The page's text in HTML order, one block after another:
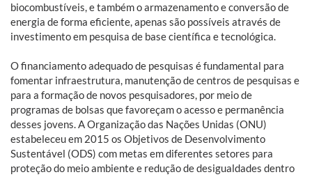
biocombustíveis, e também o armazenamento e conversão de
energia de forma eficiente, apenas são possíveis através de
investimento em pesquisa de base científica e tecnológica.
O financiamento adequado de pesquisas é fundamental para
fomentar infraestrutura, manutenção de centros de pesquisas e
para a formação de novos pesquisadores, por meio de
programas de bolsas que favoreçam o acesso e permanência
desses jovens. A Organização das Nações Unidas (ONU)
estabeleceu em 2015 os Objetivos de Desenvolvimento
Sustentável (ODS) com metas em diferentes setores para
proteção do meio ambiente e redução de desigualdades dentro